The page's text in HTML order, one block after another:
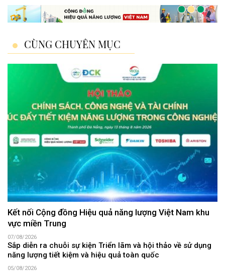
CÙNG CHUYÊN MỤC
Kết nối Cộng đồng Hiệu quả năng lượng Việt Nam khu
vực miền Trung
07/08/2026
Sắp diễn ra chuỗi sự kiện Triển lãm và hội thảo về sử dụng
năng lượng tiết kiệm và hiệu quả toàn quốc
05/08/2026